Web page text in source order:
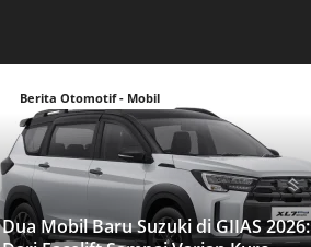
Berita Otomotif - Mobil
Dua Mobil Baru Suzuki di GIIAS 2026: